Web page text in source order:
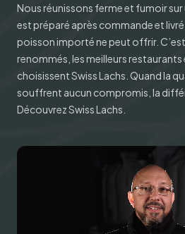
Nous réunissons ferme et fumoir sur
est préparé après commande et livré
poisson importé ne peut offrir.
renommés, les meilleurs
choisissent Swiss Lachs. Quand la
souffrent aucun compromis, la
Découvrez Swiss Lachs.